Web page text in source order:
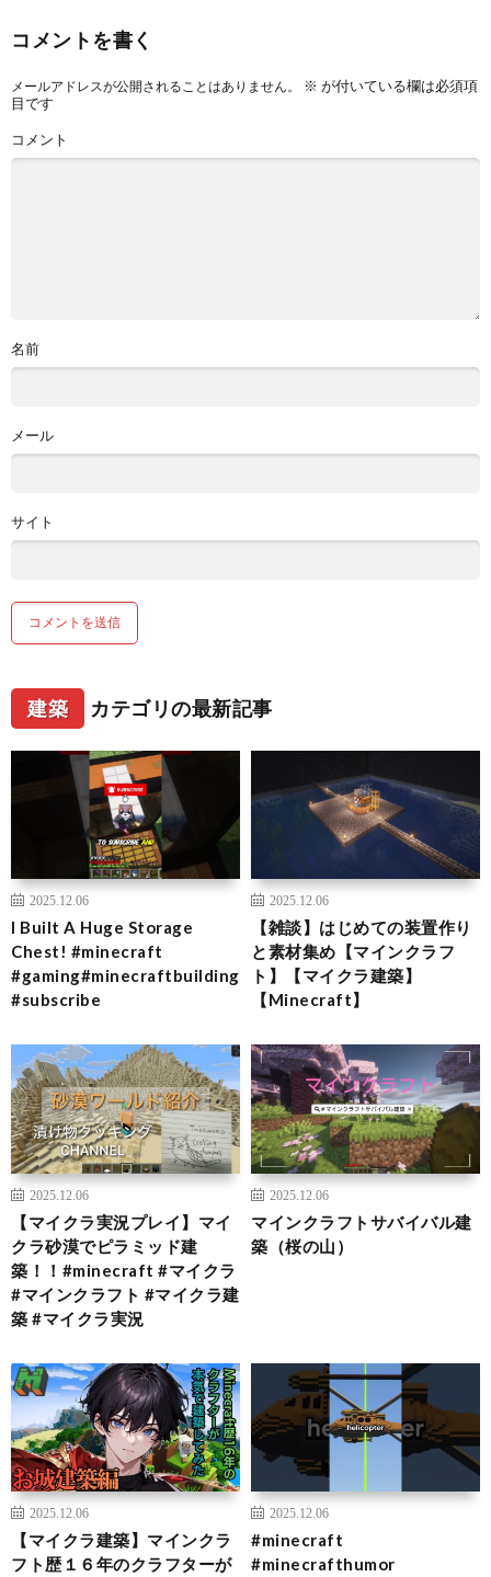
コメントを書く
メールアドレスが公開されることはありません。 ※ が付いている欄は必須項
目です
コメント
名前
メール
サイト
建築 カテゴリの最新記事
2025.12.06
I Built A Huge Storage
Chest! #minecraft
#gaming#minecraftbuilding
#subscribe
2025.12.06
【雑談】はじめての装置作り
と素材集め【マインクラフ
ト】【マイクラ建築】
【Minecraft】
2025.12.06
【マイクラ実況プレイ】マイ
クラ砂漠でピラミッド建
築！！#minecraft #マイクラ
#マインクラフト #マイクラ建
築 #マイクラ実況
2025.12.06
マインクラフトサバイバル建
築（桜の山）
2025.12.06
【マイクラ建築】マインクラ
フト歴１６年のクラフターが
2025.12.06
#minecraft
#minecrafthumor